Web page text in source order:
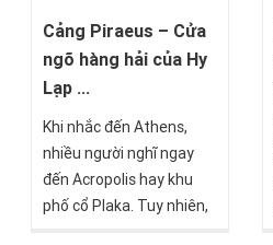
Cảng Piraeus – Cửa
ngõ hàng hải của Hy
Lạp ...
Khi nhắc đến Athens,
nhiều người nghĩ ngay
đến Acropolis hay khu
phố cổ Plaka. Tuy nhiên,